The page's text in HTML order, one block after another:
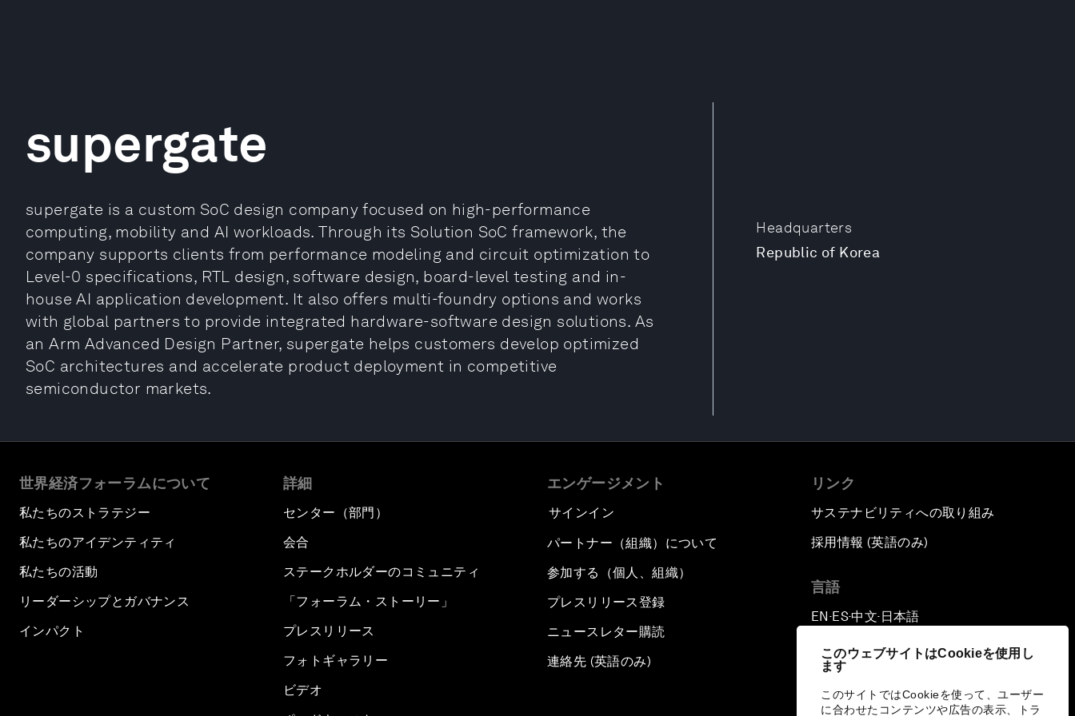
このウェブサイトはCookieを使用し
ます
このサイトではCookieを使って、ユーザー
に合わせたコンテンツや広告の表示、トラ
Headquarters
Republic of Korea
supergate
supergate is a custom SoC design company focused on high-performance
computing, mobility and AI workloads. Through its Solution SoC framework, the
company supports clients from performance modeling and circuit optimization to
Level-0 specifications, RTL design, software design, board-level testing and in-
house AI application development. It also offers multi-foundry options and works
with global partners to provide integrated hardware-software design solutions. As
an Arm Advanced Design Partner, supergate helps customers develop optimized
SoC architectures and accelerate product deployment in competitive
semiconductor markets.
世界経済フォーラムについて
私たちのストラテジー
私たちのアイデンティティ
私たちの活動
リーダーシップとガバナンス
インパクト
詳細
センター（部門）
会合
ステークホルダーのコミュニティ
「フォーラム・ストーリー」
プレスリリース
フォトギャラリー
ビデオ
エンゲージメント
サインイン
パートナー（組織）について
参加する（個人、組織）
プレスリリース登録
ニュースレター購読
連絡先 (英語のみ)
リンク
サステナビリティへの取り組み
採用情報 (英語のみ)
言語
EN ▪ES▪中文▪ 日本語